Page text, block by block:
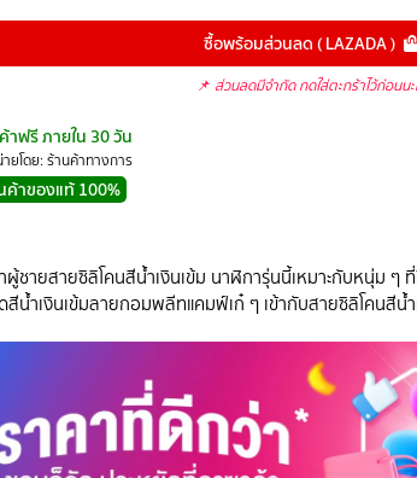
ซื้อพร้อมส่วนลด ( LAZADA )
📌 ส่วนลดมีจำกัด กดใส่ตะกร้าไว้ก่อนนะ
ฟรี ภายใน 30 วัน
ยโดย: ร้านค้าทางการ
ค้าของแท้ 100%
ผู้ชายสายซิลิโคนสีน้ำเงินเข้ม นาฬิการุ่นนี้เหมาะกับหนุ่ม ๆ
สีน้ำเงินเข้มลายกอมพลีทแคมฟ์เก๋ ๆ เข้ากับสายซิลิโคนสีน้ำ